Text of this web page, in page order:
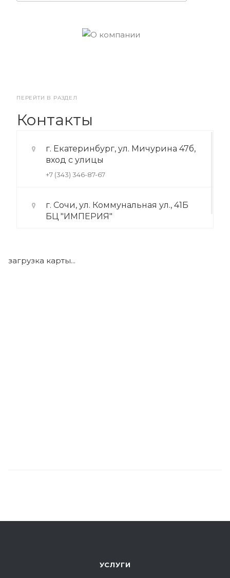
ПЕРЕЙТИ В РАЗДЕЛ
Контакты
г. Екатеринбург, ул. Мичурина 47б,
вход с улицы
+7 (343) 346-87-67
г. Сочи, ул. Коммунальная ул., 41Б
БЦ "ИМПЕРИЯ"
загрузка карты...